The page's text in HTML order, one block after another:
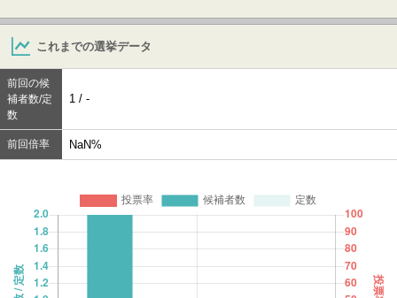
これまでの選挙データ
前回の候
補者数/定
数
1 / -
前回倍率 NaN%